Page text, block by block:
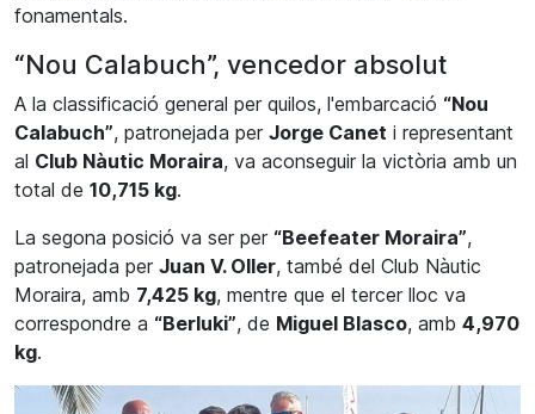
fonamentals.
“Nou Calabuch”, vencedor absolut
A la classificació general per quilos, l'embarcació “Nou
Calabuch”, patronejada per Jorge Canet i representant
al Club Nàutic Moraira, va aconseguir la victòria amb un
total de 10,715 kg.
La segona posició va ser per “Beefeater Moraira”,
patronejada per Juan V. Oller, també del Club Nàutic
Moraira, amb 7,425 kg, mentre que el tercer lloc va
correspondre a “Berluki”, de Miguel Blasco, amb 4,970
kg.